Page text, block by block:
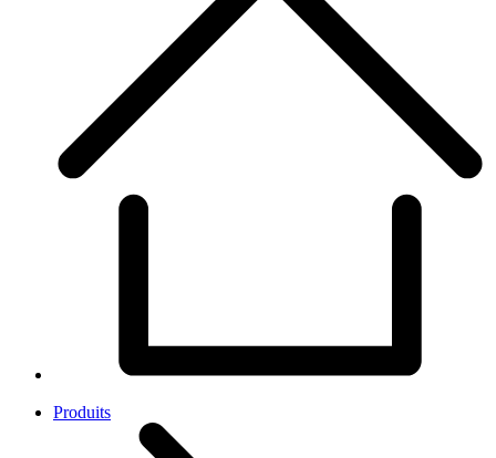
Produits